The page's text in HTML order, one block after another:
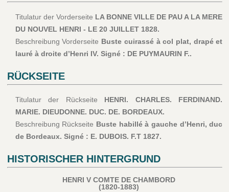
Titulatur der Vorderseite LA BONNE VILLE DE PAU A LA MERE
DU NOUVEL HENRI - LE 20 JUILLET 1828.
Beschreibung Vorderseite Buste cuirassé à col plat, drapé et
lauré à droite d’Henri IV. Signé : DE PUYMAURIN F..
RÜCKSEITE
Titulatur der Rückseite HENRI. CHARLES. FERDINAND.
MARIE. DIEUDONNE. DUC. DE. BORDEAUX.
Beschreibung Rückseite Buste habillé à gauche d’Henri, duc
de Bordeaux. Signé : E. DUBOIS. F.T 1827.
HISTORISCHER HINTERGRUND
HENRI V COMTE DE CHAMBORD
(1820-1883)